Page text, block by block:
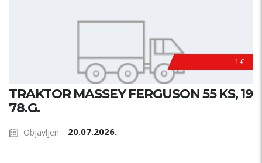
1 €
TRAKTOR MASSEY FERGUSON 55 KS, 19
78.G.
Objavljen 20.07.2026.